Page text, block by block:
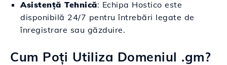
Asistență Tehnică: Echipa Hostico este
disponibilă 24/7 pentru întrebări legate de
înregistrare sau găzduire.
Cum Poți Utiliza Domeniul .gm?